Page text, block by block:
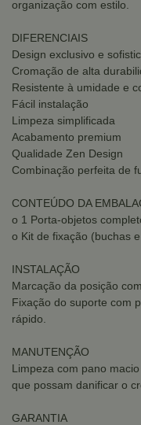
organização com estilo.
DIFERENCIAIS
Design exclusivo e
Cromação de alta
Resistente à umidade e
Fácil instalação
Limpeza simplificada
Acabamento premium
Qualidade Zen Design
Combinação perfeita de
CONTEÚDO DA
o 1 Porta-objetos
o Kit de fixação (buchas
INSTALAÇÃO
Marcação da posição
Fixação do suporte com
rápido.
MANUTENÇÃO
Limpeza com pano
que possam danificar o
GARANTIA